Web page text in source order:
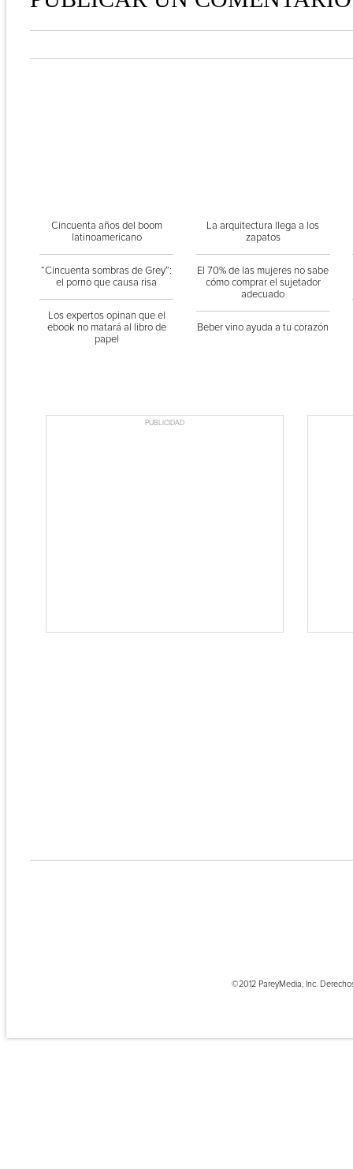
Cincuenta años del boom
latinoamericano
“Cincuenta sombras de Grey”:
el porno que causa risa
Los expertos opinan que el
ebook no matará al libro de
papel
La arquitectura llega a los
zapatos
El 70% de las mujeres no sabe
cómo comprar el sujetador
adecuado
Beber vino ayuda a tu corazón
PUBLICIDAD
©2012 PareyMedia, Inc.